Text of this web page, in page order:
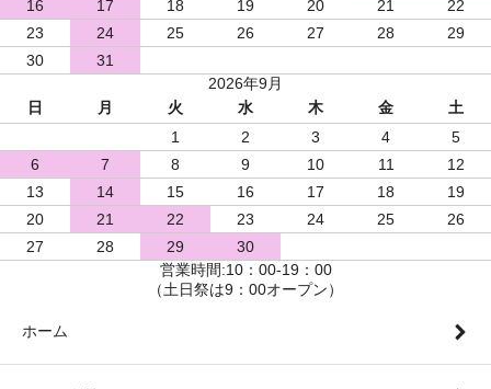
16
17 18 19 20 21
22
23
24 25 26 27 28
29
30
31
2026年9月
日
月 火 水 木 金
土
1
2 3 4
5
6
7 8 9 10 11
12
13
14 15 16 17 18
19
20
21 22 23 24 25
26
27
28 29
30
営業時間:10：00-19：00
（土日祭は9：00オープン）
ホーム